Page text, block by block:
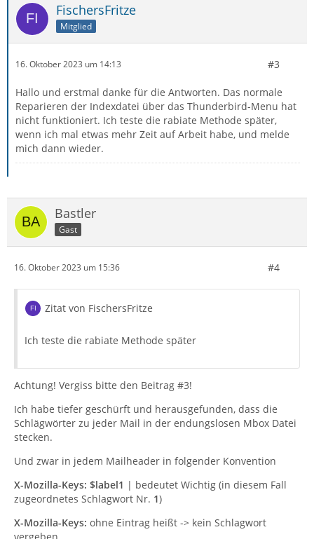
FischersFritze
Mitglied
16. Oktober 2023 um 14:13 #3
Hallo und erstmal danke für die Antworten. Das normale
Reparieren der Indexdatei über das Thunderbird-Menu hat
nicht funktioniert. Ich teste die rabiate Methode später,
wenn ich mal etwas mehr Zeit auf Arbeit habe, und melde
mich dann wieder.
Bastler
Gast
16. Oktober 2023 um 15:36 #4
Zitat von FischersFritze
Ich teste die rabiate Methode später
Achtung! Vergiss bitte den Beitrag #3!
Ich habe tiefer geschürft und herausgefunden, dass die
Schlägwörter zu jeder Mail in der endungslosen Mbox Datei
stecken.
Und zwar in jedem Mailheader in folgender Konvention
X-Mozilla-Keys: $label1 | bedeutet Wichtig (in diesem Fall
zugeordnetes Schlagwort Nr. 1)
X-Mozilla-Keys: ohne Eintrag heißt -> kein Schlagwort